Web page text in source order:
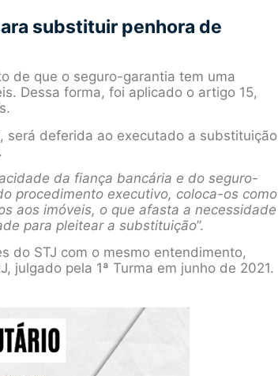
substituir penhora de
de que o seguro-garantia tem uma
Dessa forma, foi aplicado o artigo 15,
será deferida ao executado a substituição
da fiança bancária e do seguro-
procedimento executivo, coloca-os como
aos imóveis, o que afasta a necessidade
para pleitear a substituição”.
do STJ com o mesmo entendimento,
julgado pela 1ª Turma em junho de 2021.